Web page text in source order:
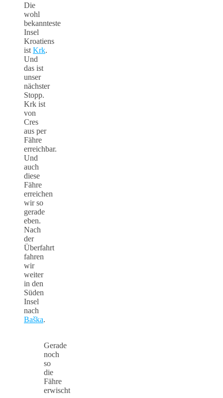
Die
wohl
bekannteste
Insel
Kroatiens
ist Krk.
Und
das ist
unser
nächster
Stopp.
Krk ist
von
Cres
aus per
Fähre
erreichbar.
Und
auch
diese
Fähre
erreichen
wir so
gerade
eben.
Nach
der
Überfahrt
fahren
wir
weiter
in den
Süden
Insel
nach
Baška.
Gerade
noch
so
die
Fähre
erwischt